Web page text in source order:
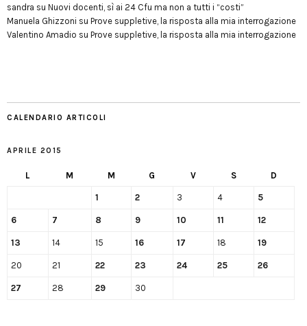
sandra su Nuovi docenti, sì ai 24 Cfu ma non a tutti i “costi”
Manuela Ghizzoni su Prove suppletive, la risposta alla mia interrogazione
Valentino Amadio su Prove suppletive, la risposta alla mia interrogazione
CALENDARIO ARTICOLI
APRILE 2015
L M M G V S D
1 2 3 4 5
6 7 8 9 10 11 12
13 14 15 16 17 18 19
20 21 22 23 24 25 26
27 28 29 30